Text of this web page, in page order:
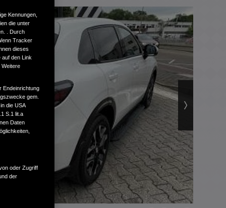
Kennungen,
die unter
. Durch
Tracker
dieses
auf den Link
Weitere
Endeinrichtung
gem.
die USA
S.1 lit.a
Daten
oder Zugriff
der